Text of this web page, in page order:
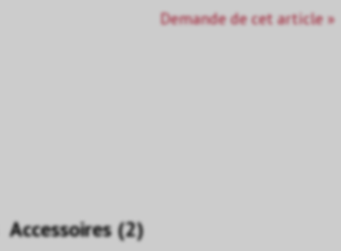
Demande de cet article »
Accessoires (2)